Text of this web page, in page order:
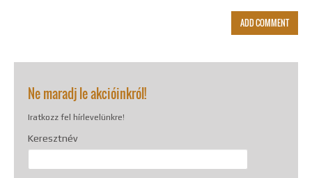
Ne maradj le akcióinkról!
Iratkozz fel hírlevelünkre!
Keresztnév